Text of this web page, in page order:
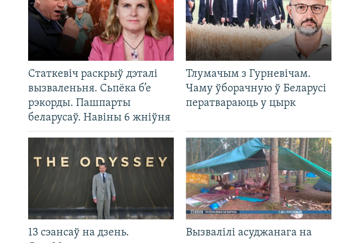
Статкевіч раскрыў дэталі
вызваленьня. Сьпёка б’е
рэкорды. Пашпарты
беларусаў. Навіны 6 жніўня
Тлумачым з Гурневічам.
Чаму ўборачную ў Беларусі
ператвараюць у цырк
13 сэансаў на дзень.
Вызвалілі асуджанага на